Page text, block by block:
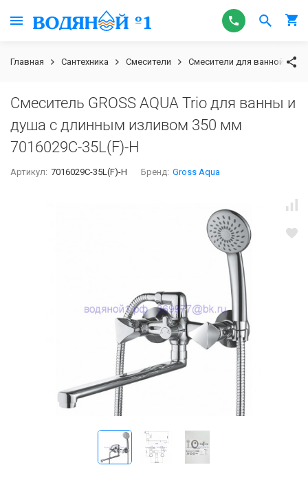
Главная Сантехника Смесители Смесители для ванной
Смеситель GROSS AQUA Trio для ванны и
душа с длинным изливом 350 мм
7016029С-35L(F)-Н
Артикул: 7016029С-35L(F)-Н Бренд: Gross Aqua